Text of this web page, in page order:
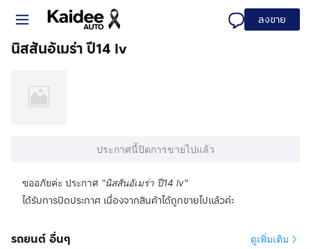
ลงขาย
นิสสันอัเมร่า ปี14 lv
ประกาศนี้ปิดการขายไปแล้ว
ขออภัยค่ะ ประกาศ "นิสสันอัเมร่า ปี14 lv"
ได้รับการปิดประกาศ เนื่องจากสินค้าได้ถูกขายไปแล้วค่ะ
รถยนต์ อื่นๆ ดูเพิ่มเติม